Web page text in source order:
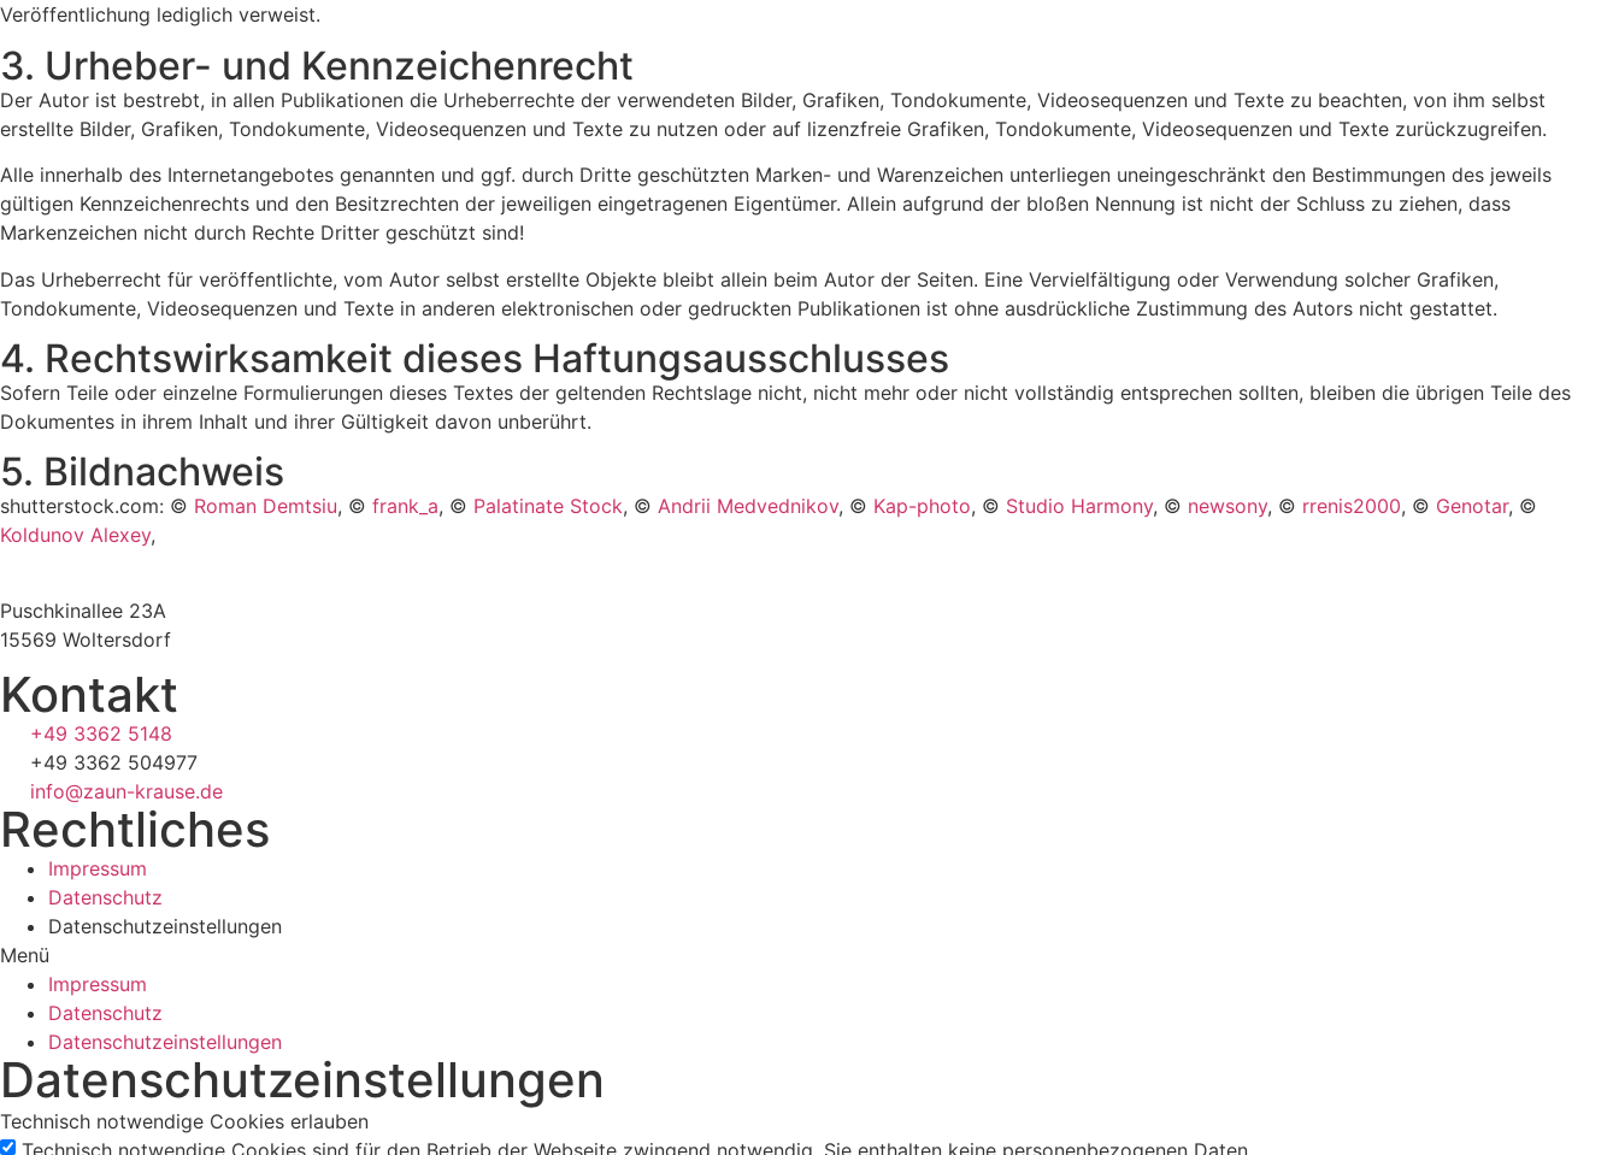
Veröffentlichung lediglich verweist.
3. Urheber- und Kennzeichenrecht
Der Autor ist bestrebt, in allen Publikationen die Urheberrechte der verwendeten Bilder, Grafiken, Tondokumente, Videosequenzen und Texte zu beachten, von ihm selbst
erstellte Bilder, Grafiken, Tondokumente, Videosequenzen und Texte zu nutzen oder auf lizenzfreie Grafiken, Tondokumente, Videosequenzen und Texte zurückzugreifen.
Alle innerhalb des Internetangebotes genannten und ggf. durch Dritte geschützten Marken- und Warenzeichen unterliegen uneingeschränkt den Bestimmungen des jeweils
gültigen Kennzeichenrechts und den Besitzrechten der jeweiligen eingetragenen Eigentümer. Allein aufgrund der bloßen Nennung ist nicht der Schluss zu ziehen, dass
Markenzeichen nicht durch Rechte Dritter geschützt sind!
Das Urheberrecht für veröffentlichte, vom Autor selbst erstellte Objekte bleibt allein beim Autor der Seiten. Eine Vervielfältigung oder Verwendung solcher Grafiken,
Tondokumente, Videosequenzen und Texte in anderen elektronischen oder gedruckten Publikationen ist ohne ausdrückliche Zustimmung des Autors nicht gestattet.
4. Rechts­wirksamkeit dieses Haftungs­ausschlusses
Sofern Teile oder einzelne Formulierungen dieses Textes der geltenden Rechtslage nicht, nicht mehr oder nicht vollständig entsprechen sollten, bleiben die übrigen Teile des
Dokumentes in ihrem Inhalt und ihrer Gültigkeit davon unberührt.
5. Bildnachweis
shutterstock.com: © Roman Demtsiu, © frank_a, © Palatinate Stock, © Andrii Medvednikov, © Kap-photo, © Studio Harmony, © newsony, © rrenis2000, © Genotar, ©
Koldunov Alexey,
Puschkinallee 23A
15569 Woltersdorf
Kontakt
+49 3362 5148
+49 3362 504977
info@zaun-krause.de
Rechtliches
Impressum
Datenschutz
Datenschutzeinstellungen
Menü
Impressum
Datenschutz
Datenschutzeinstellungen
Datenschutzeinstellungen
Technisch notwendige Cookies erlauben
Technisch notwendige Cookies sind für den Betrieb der Webseite zwingend notwendig. Sie enthalten keine personenbezogenen Daten.